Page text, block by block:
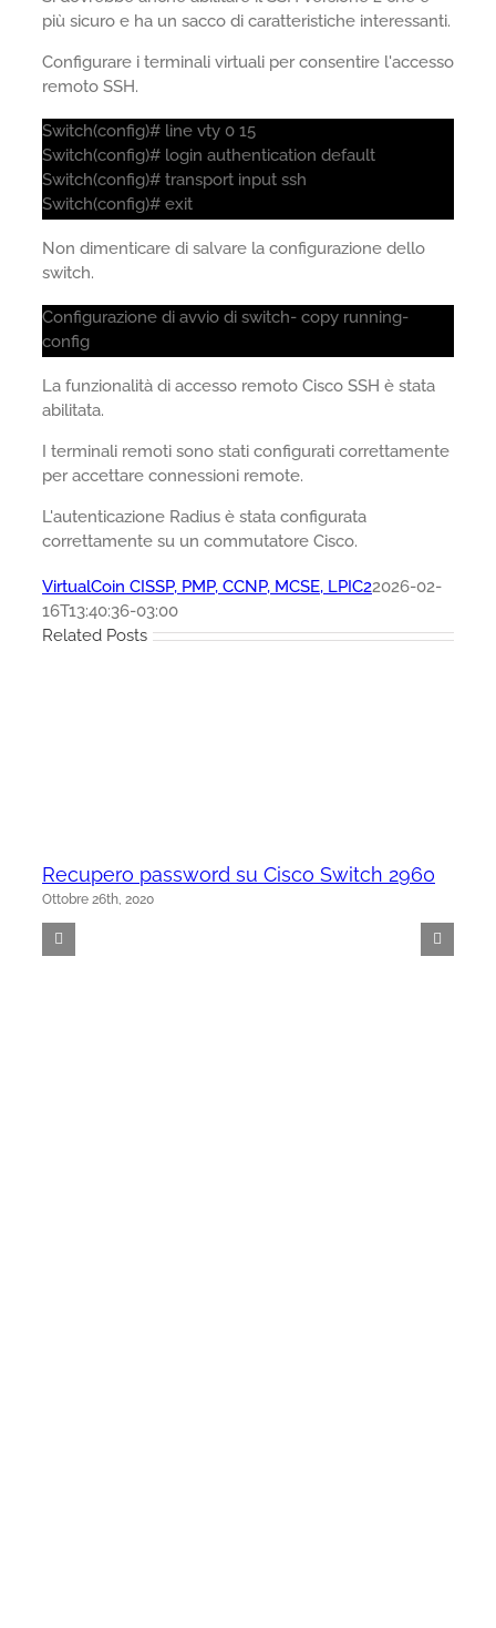
più sicuro e ha un sacco di caratteristiche interessanti.
Configurare i terminali virtuali per consentire l'accesso
remoto SSH.
Switch(config)# line vty 0 15
Switch(config)# login authentication default
Switch(config)# transport input ssh
Switch(config)# exit
Non dimenticare di salvare la configurazione dello
switch.
Configurazione di avvio di switch- copy running-
config
La funzionalità di accesso remoto Cisco SSH è stata
abilitata.
I terminali remoti sono stati configurati correttamente
per accettare connessioni remote.
L'autenticazione Radius è stata configurata
correttamente su un commutatore Cisco.
VirtualCoin CISSP, PMP, CCNP, MCSE, LPIC22026-02-
16T13:40:36-03:00
Related Posts
Recupero password su Cisco Switch 2960
Ottobre 26th, 2020